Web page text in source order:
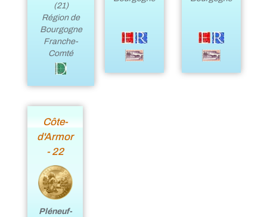
(21)
Région de
Bourgogne
Franche-
Comté
Côte-
d'Armor
- 22
Pléneuf-